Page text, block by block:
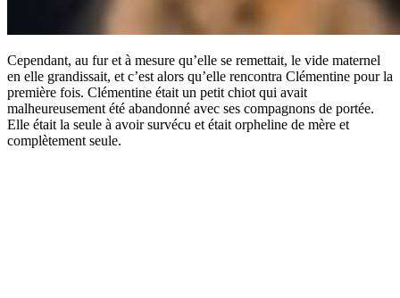
Cependant, au fur et à mesure qu’elle se remettait, le vide maternel
en elle grandissait, et c’est alors qu’elle rencontra Clémentine pour la
première fois. Clémentine était un petit chiot qui avait
malheureusement été abandonné avec ses compagnons de portée.
Elle était la seule à avoir survécu et était orpheline de mère et
complètement seule.